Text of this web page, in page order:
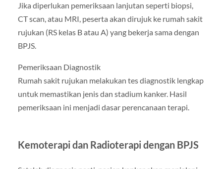
Jika diperlukan pemeriksaan lanjutan seperti biopsi,
CT scan, atau MRI, peserta akan dirujuk ke rumah sakit
rujukan (RS kelas B atau A) yang bekerja sama dengan
BPJS.
Pemeriksaan Diagnostik
Rumah sakit rujukan melakukan tes diagnostik lengkap
untuk memastikan jenis dan stadium kanker. Hasil
pemeriksaan ini menjadi dasar perencanaan terapi.
Kemoterapi dan Radioterapi dengan BPJS